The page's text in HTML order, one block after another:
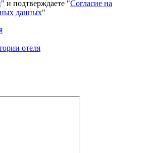
" и подтверждаете "Согласие на
данных"
отеля